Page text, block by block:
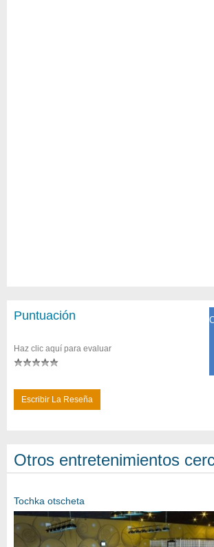
Puntuación
Haz clic aquí para evaluar
Escribir La Reseña
Otros entretenimientos
Tochka otscheta